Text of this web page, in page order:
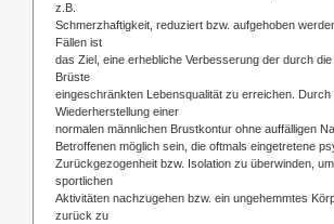
z.B.
Schmerzhaftigkeit, reduziert bzw. aufgehoben
Fällen ist
das Ziel, eine erhebliche Verbesserung der durch
Brüste
eingeschränkten Lebensqualität zu erreichen. Durch
Wiederherstellung einer
normalen männlichen Brustkontur ohne auffälligen
Betroffenen möglich sein, die oftmals eingetretene
Zurückgezogenheit bzw. Isolation zu überwinden,
sportlichen
Aktivitäten nachzugehen bzw. ein ungehemmtes
zurück zu